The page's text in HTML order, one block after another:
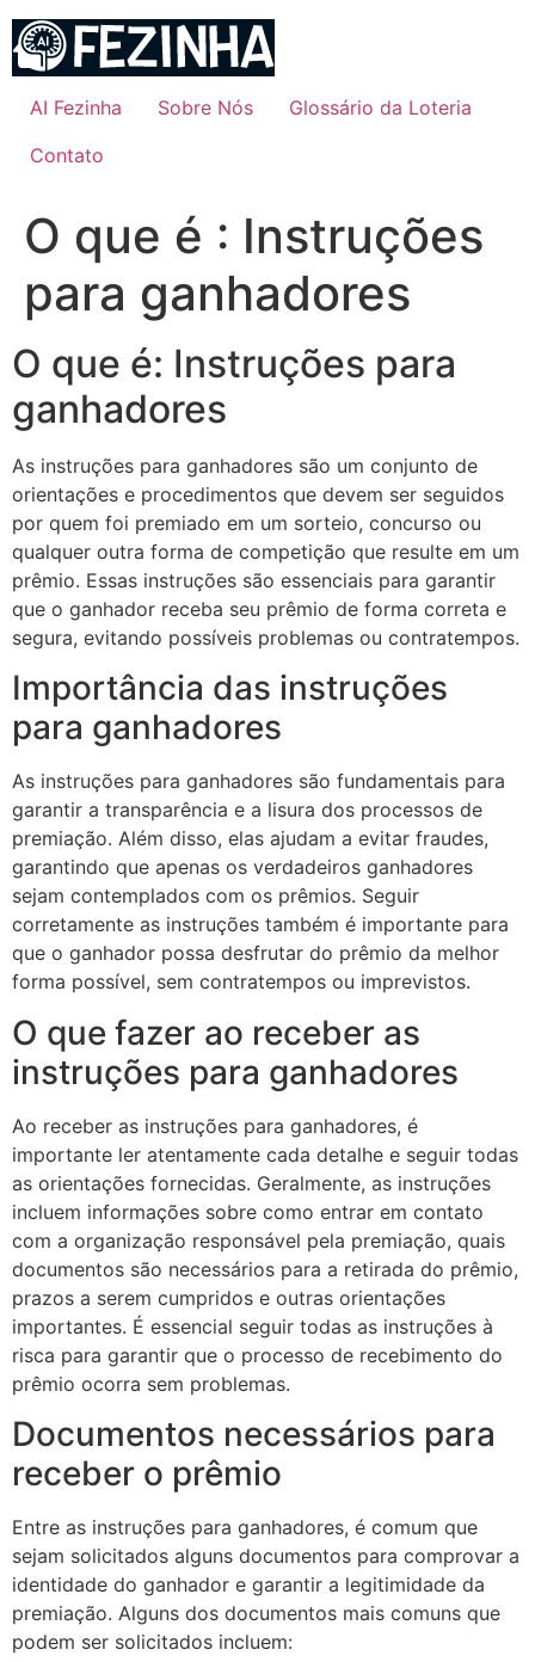
para
conteúdo
AI Fezinha Sobre Nós
Glossário da Loteria
Contato
O que é : Instruções
para ganhadores
O que é: Instruções para
ganhadores
As instruções para ganhadores são um conjunto de
orientações e procedimentos que devem ser seguidos
por quem foi premiado em um sorteio, concurso ou
qualquer outra forma de competição que resulte em um
prêmio. Essas instruções são essenciais para garantir
que o ganhador receba seu prêmio de forma correta e
segura, evitando possíveis problemas ou contratempos.
Importância das instruções
para ganhadores
As instruções para ganhadores são fundamentais para
garantir a transparência e a lisura dos processos de
premiação. Além disso, elas ajudam a evitar fraudes,
garantindo que apenas os verdadeiros ganhadores
sejam contemplados com os prêmios. Seguir
corretamente as instruções também é importante para
que o ganhador possa desfrutar do prêmio da melhor
forma possível, sem contratempos ou imprevistos.
O que fazer ao receber as
instruções para ganhadores
Ao receber as instruções para ganhadores, é
importante ler atentamente cada detalhe e seguir todas
as orientações fornecidas. Geralmente, as instruções
incluem informações sobre como entrar em contato
com a organização responsável pela premiação, quais
documentos são necessários para a retirada do prêmio,
prazos a serem cumpridos e outras orientações
importantes. É essencial seguir todas as instruções à
risca para garantir que o processo de recebimento do
prêmio ocorra sem problemas.
Documentos necessários para
receber o prêmio
Entre as instruções para ganhadores, é comum que
sejam solicitados alguns documentos para comprovar a
identidade do ganhador e garantir a legitimidade da
premiação. Alguns dos documentos mais comuns que
podem ser solicitados incluem: